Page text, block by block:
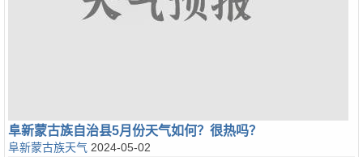
阜新蒙古族自治县5月份天气如何？很热吗？
阜新蒙古族天气 2024-05-02